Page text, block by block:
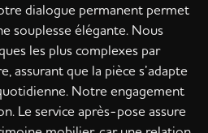
dialogue permanent permet
souplesse élégante. Nous
les plus complexes par
assurant que la pièce s’adapte
Notre engagement
Le service après-pose assure